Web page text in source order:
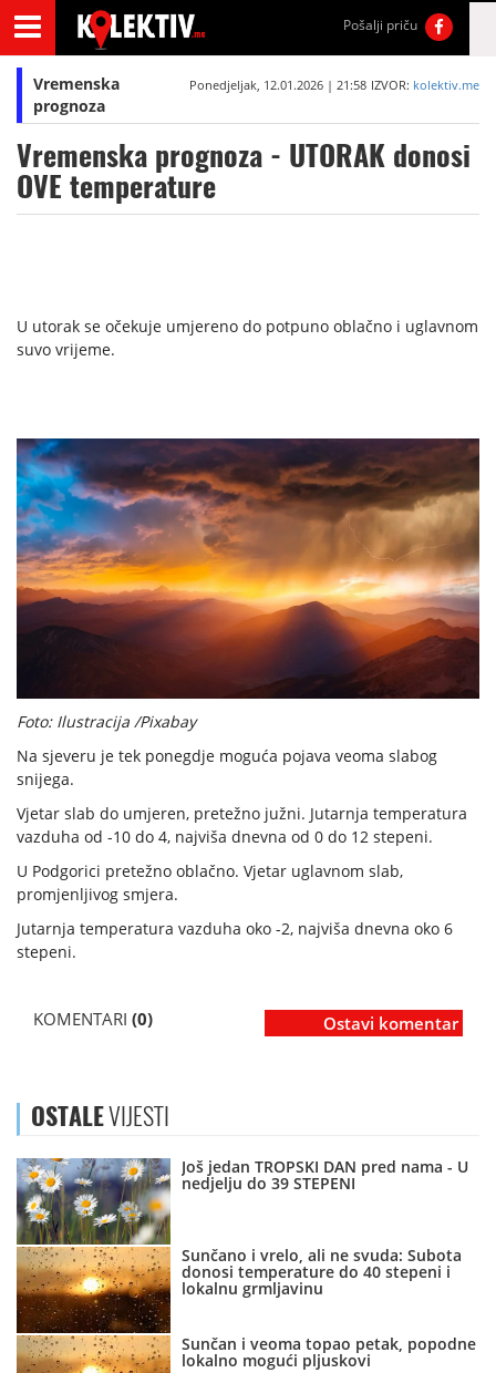
Pošalji priču
Vremenska
prognoza
Ponedjeljak, 12.01.2026 | 21:58 IZVOR: kolektiv.me
Vremenska prognoza - UTORAK donosi
OVE temperature
U utorak se očekuje umjereno do potpuno oblačno i uglavnom
suvo vrijeme.
Foto: Ilustracija /Pixabay
Na sjeveru je tek ponegdje moguća pojava veoma slabog
snijega.
Vjetar slab do umjeren, pretežno južni. Jutarnja temperatura
vazduha od -10 do 4, najviša dnevna od 0 do 12 stepeni.
U Podgorici pretežno oblačno. Vjetar uglavnom slab,
promjenljivog smjera.
Jutarnja temperatura vazduha oko -2, najviša dnevna oko 6
stepeni.
KOMENTARI (0) Ostavi komentar
OSTALEVIJESTI
Još jedan TROPSKI DAN pred nama - U
nedjelju do 39 STEPENI
Sunčano i vrelo, ali ne svuda: Subota
donosi temperature do 40 stepeni i
lokalnu grmljavinu
Sunčan i veoma topao petak, popodne
lokalno mogući pljuskovi